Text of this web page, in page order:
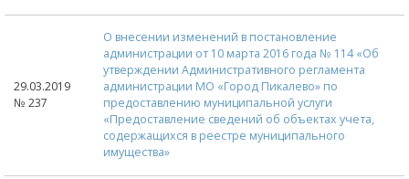
29.03.2019
№ 237
О внесении изменений в постановление
администрации от 10 марта 2016 года № 114 «Об
утверждении Административного регламента
администрации МО «Город Пикалево» по
предоставлению муниципальной услуги
«Предоставление сведений об объектах учета,
содержащихся в реестре муниципального
имущества»